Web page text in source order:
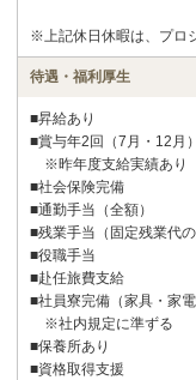
※上記休日休暇は、プロ
待遇・福利厚生
■昇給あり
■賞与年2回（7月・12月）
※昨年度支給実績あり
■社会保険完備
■通勤手当（全額）
■残業手当（固定残業代の
■役職手当
■赴任旅費支給
■社員寮完備（家具・家
※社内規定に準ずる
■保養所あり
■資格取得支援